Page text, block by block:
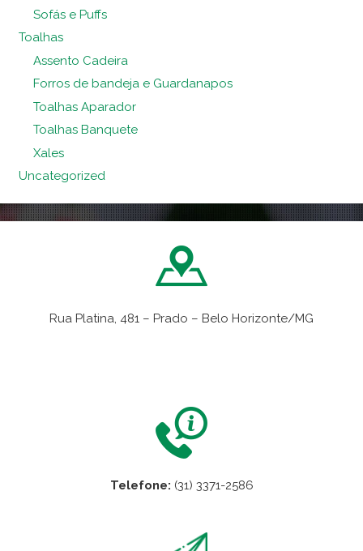
Sofás e Puffs
Toalhas
Assento Cadeira
Forros de bandeja e Guardanapos
Toalhas Aparador
Toalhas Banquete
Xales
Uncategorized
Rua Platina, 481 – Prado – Belo Horizonte/MG
Telefone: (31) 3371-2586